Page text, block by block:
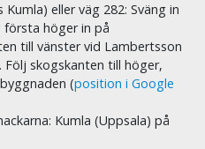
eller väg 282: Sväng in
första höger in på
till vänster vid Lambertsson
skogskanten till höger,
(position i Google
Kumla (Uppsala) på